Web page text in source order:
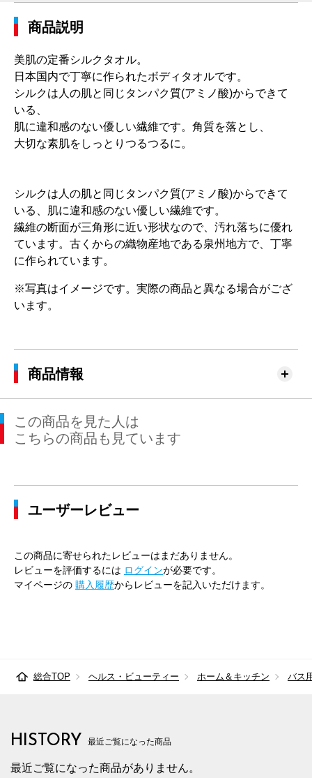
商品説明
美肌の定番シルクタオル。
日本国内で丁寧に作られたボディタオルです。
シルクは人の肌と同じタンパク質(アミノ酸)からできて
いる、
肌に違和感のない優しい繊維です。角質を落とし、
大切な素肌をしっとりつるつるに。
シルクは人の肌と同じタンパク質(アミノ酸)からできて
いる、肌に違和感のない優しい繊維です。
繊維の断面が三角形に近い形状なので、汚れ落ちに優れ
ています。古くからの織物産地である泉州地方で、丁寧
に作られています。
※写真はイメージです。実際の商品と異なる場合がござ
います。
商品情報
この商品を見た人は
こちらの商品も見ています
ユーザーレビュー
この商品に寄せられたレビューはまだありません。
レビューを評価するには ログインが必要です。
マイページの 購入履歴からレビューを記入いただけます。
総合TOP ヘルス・ビューティー ホーム＆キッチン バス
HISTORY 最近ご覧になった商品
最近ご覧になった商品がありません。